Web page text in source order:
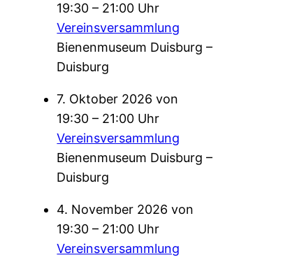
19:30 – 21:00 Uhr
Vereinsversammlung
Bienenmuseum Duisburg –
Duisburg
7. Oktober 2026 von
19:30 – 21:00 Uhr
Vereinsversammlung
Bienenmuseum Duisburg –
Duisburg
4. November 2026 von
19:30 – 21:00 Uhr
Vereinsversammlung